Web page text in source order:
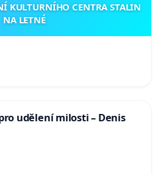
KULTURNÍHO CENTRA STALIN
NA LETNÉ
udělení milosti – Denis